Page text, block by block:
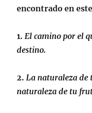
encontrado en
1. El camino por el
destino.
2. La naturaleza de
naturaleza de tu